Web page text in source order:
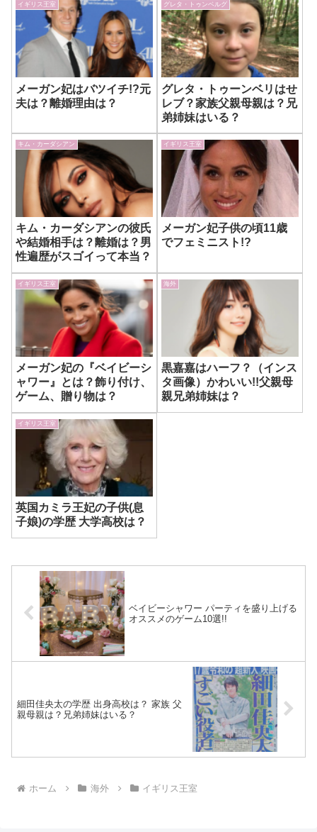
イギリス王室
メーガン妃はバツイチ!?元
夫は？離婚理由は？
グレタ・トゥンベルグ
グレタ・トゥーンベリはせ
レブ？家族父親母親は？兄
弟姉妹はいる？
キム・カーダシアン
キム・カーダシアンの彼氏
や結婚相手は？離婚は？男
性遍歴がスゴイって本当？
イギリス王室
メーガン妃子供の頃11歳
でフェミニスト!?
イギリス王室
メーガン妃の『ベイビーシ
ャワー』とは？飾り付け、
ゲーム、贈り物は？
海外
黒嘉嘉はハーフ？（インス
タ画像）かわいい!!父親母
親兄弟姉妹は？
イギリス王室
英国カミラ王妃の子供(息
子娘)の学歴 大学高校は？
ベイビーシャワー パーティを盛り上げる
オススメのゲーム10選!!
細田佳央太の学歴 出身高校は？ 家族 父
親母親は？兄弟姉妹はいる？
ホーム 海外 イギリス王室